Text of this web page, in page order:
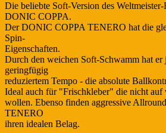
Die beliebte Soft-Version des
DONIC COPPA.
Der DONIC COPPA TENERO hat die
Spin-
Eigenschaften.
Durch den weichen Soft-Schwamm hat er
geringfügig
reduziertem Tempo - die absolute
Ideal auch für "Frischkleber" die nicht
wollen. Ebenso finden aggressive
TENERO
ihren idealen Belag.